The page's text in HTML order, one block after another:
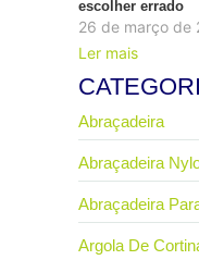
escolher errado
26 de março de
Ler mais
Abraçadeira
Abraçadeira
Abraçadeira
Argola De